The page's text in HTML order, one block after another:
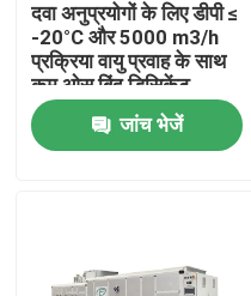
हमारे बारे में
दवा अनुप्रयोगों के लिए डीपी ≤
-20°C और 5000 m3/h
प्रक्रिया वायु प्रवाह के साथ
कम ओस बिंदु डिसिकेंट
डेहुमिडिफायर
जांच भेजें